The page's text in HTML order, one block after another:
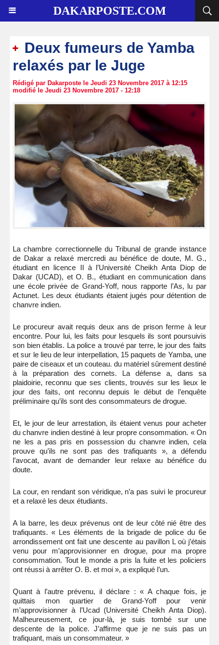
DAKARPOSTE.COM
Deux fumeurs de Yamba
relaxés par le Juge
Rédigé par Dakarposte le Jeudi 23 Novembre 2017 à 12:15
modifié le Jeudi 23 Novembre 2017 - 12:18
La chambre correctionnelle du Tribunal de grande instance
de Dakar a relaxé mercredi au bénéfice de doute, M. G.,
étudiant en licence II à l’Université Cheikh Anta Diop de
Dakar (UCAD), et O. B., étudiant en communication dans
une école privée de Grand-Yoff, nous rapporte l’As, lu par
Actunet. Les deux étudiants étaient jugés pour détention de
chanvre indien.
Le procureur avait requis deux ans de prison ferme à leur
encontre. Pour lui, les faits pour lesquels ils sont poursuivis
son bien établis. La police a trouvé par terre, le jour des faits
et sur le lieu de leur interpellation, 15 paquets de Yamba, une
paire de ciseaux et un couteau. du matériel sûrement destiné
à la préparation des cornets. La défense a, dans sa
plaidoirie, reconnu que ses clients, trouvés sur les lieux le
jour des faits, ont reconnu depuis le début de l’enquête
préliminaire qu’ils sont des consommateurs de drogue.
Et, le jour de leur arrestation, ils étaient venus pour acheter
du chanvre indien destiné à leur propre consommation. « On
ne les a pas pris en possession du chanvre indien, cela
prouve qu’ils ne sont pas des trafiquants », a défendu
l’avocat, avant de demander leur relaxe au bénéfice du
doute.
La cour, en rendant son véridique, n’a pas suivi le procureur
et a relaxé les deux étudiants.
A la barre, les deux prévenus ont de leur côté nié être des
trafiquants. « Les éléments de la brigade de police du 6e
arrondissement ont fait une descente au pavillon L où j’étais
venu pour m’approvisionner en drogue, pour ma propre
consommation. Tout le monde a pris la fuite et les policiers
ont réussi à arrêter O. B. et moi », a expliqué l’un.
Quant à l’autre prévenu, il déclare : « A chaque fois, je
quittais mon quartier de Grand-Yoff pour venir
m’approvisionner à l’Ucad (Université Cheikh Anta Diop).
Malheureusement, ce jour-là, je suis tombé sur une
descente de la police. J’affirme que je ne suis pas un
trafiquant, mais un consommateur. »